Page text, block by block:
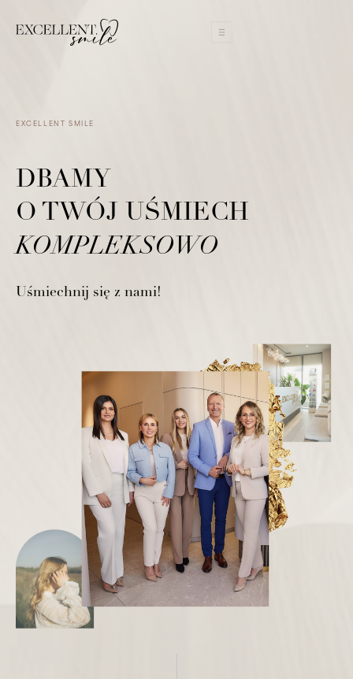
EXCELLENT SMILE
DBAMY
O TWÓJ UŚMIECH
KOMPLEKSOWO
Uśmiechnij się z nami!